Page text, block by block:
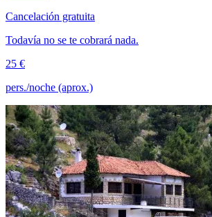
Cancelación gratuita
Todavía no se te cobrará nada.
25 €
pers./noche (aprox.)